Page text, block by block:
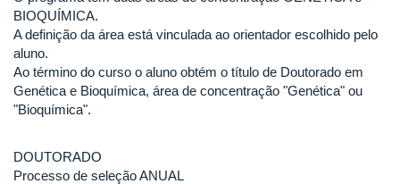
BIOQUÍMICA.
A definição da área está vinculada ao orientador escolhido pelo
aluno.
Ao término do curso o aluno obtém o título de Doutorado em
Genética e Bioquímica, área de concentração "Genética" ou
"Bioquímica".
DOUTORADO
Processo de seleção ANUAL